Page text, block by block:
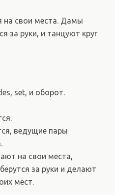
на свои места. Дамы
за руки, и танцуют круг
set, и оборот.
ведущие пары
на свои места,
за руки и делают
мест.